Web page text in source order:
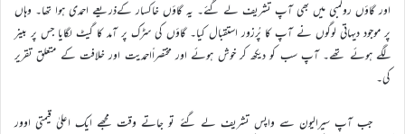
اور گاؤں روکمبی میں بھی آپ تشریف لے گئے۔ یہ گاؤں خاکسار کےذریعے احمدی ہوا تھا۔ وہاں
پر موجود دیہاتی لوگوں نے آپ کا پُرزور استقبال کیا۔ گاؤں کی سڑک پر آمد کا گیٹ لگایا جس پر بینر
لگے ہوئے تھے۔ آپ سب کو دیکھ کر خوش ہوئے اور مختصراًاحمدیت اور خلافت کے متعلق تقریر
کی۔
جب آپ سیرالیون سے واپس تشریف لے گئے تو جاتے وقت مجھے ایک اعلیٰ قیمتی اوور